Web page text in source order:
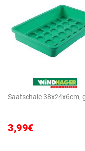
Saatschale 38x24x6cm,
3,99€